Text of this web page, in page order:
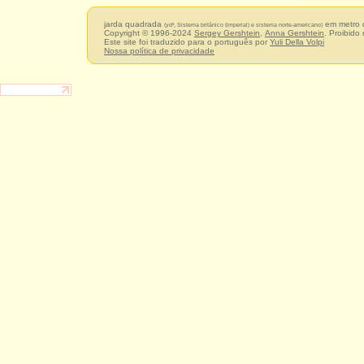
jarda quadrada (yd², Sistema britânico (imperial) e sistema norte-americano) em metro
Copyright © 1996-2024 Sergey Gershtein Anna Gershtein .
Este site foi traduzido para o português por Yuli Della Volpi
Nossa política de privacidade